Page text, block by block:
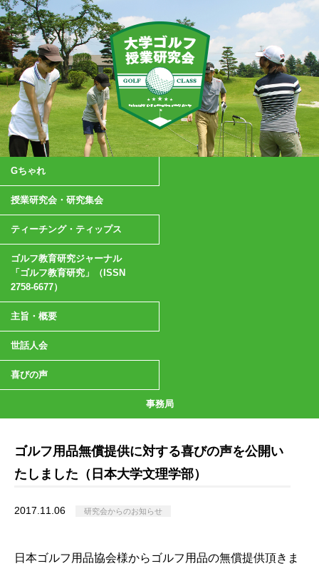
Gちゃれ
授業研究会・研究集会
ティーチング・ティップス
ゴルフ教育研究ジャーナル
「ゴルフ教育研究」（ISSN
2758-6677）
主旨・概要
世話人会
喜びの声
事務局
ゴルフ用品無償提供に対する喜びの声を公開い
たしました（日本大学文理学部）
2017.11.06 研究会からのお知らせ
日本ゴルフ用品協会様からゴルフ用品の無償提供頂きま